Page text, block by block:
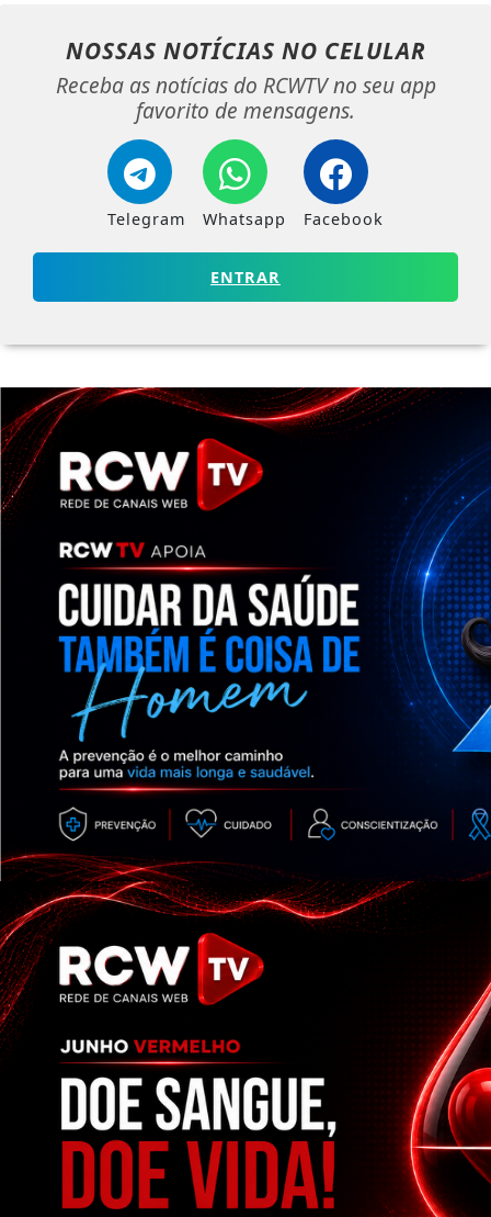
NOSSAS NOTÍCIAS NO CELULAR
Receba as notícias do RCWTV no seu app
favorito de mensagens.
Telegram Whatsapp Facebook
ENTRAR